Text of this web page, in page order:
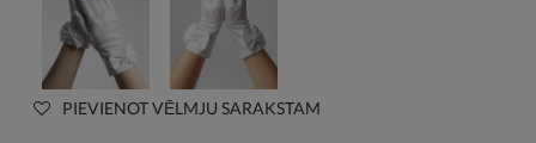
PIEVIENOT VĒLMJU SARAKSTAM